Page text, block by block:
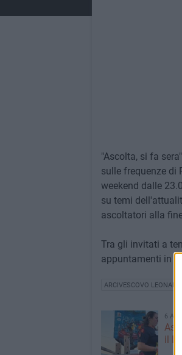
"Ascolta, si fa
sulle frequenze di
weekend dalle
su temi
ascoltatori alla
Tra gli invitati a
appuntamenti in
ARCIVESCOVO
6
il